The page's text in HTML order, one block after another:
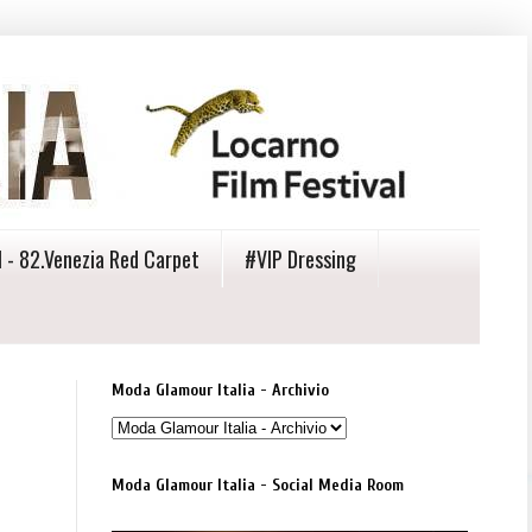
- 82.Venezia Red Carpet #VIP Dressing
Moda Glamour Italia - Archivio
Moda Glamour Italia - Social Media Room